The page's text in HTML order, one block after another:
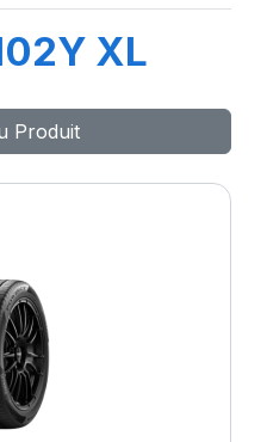
XL
Produit